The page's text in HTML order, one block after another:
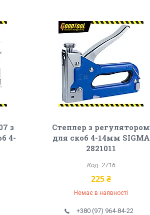
з
4-
Степлер з регулятором
для скоб 4-14мм SIGMA
2821011
2716
225 ₴
Немає в наявності
+380 (97) 964-84-22